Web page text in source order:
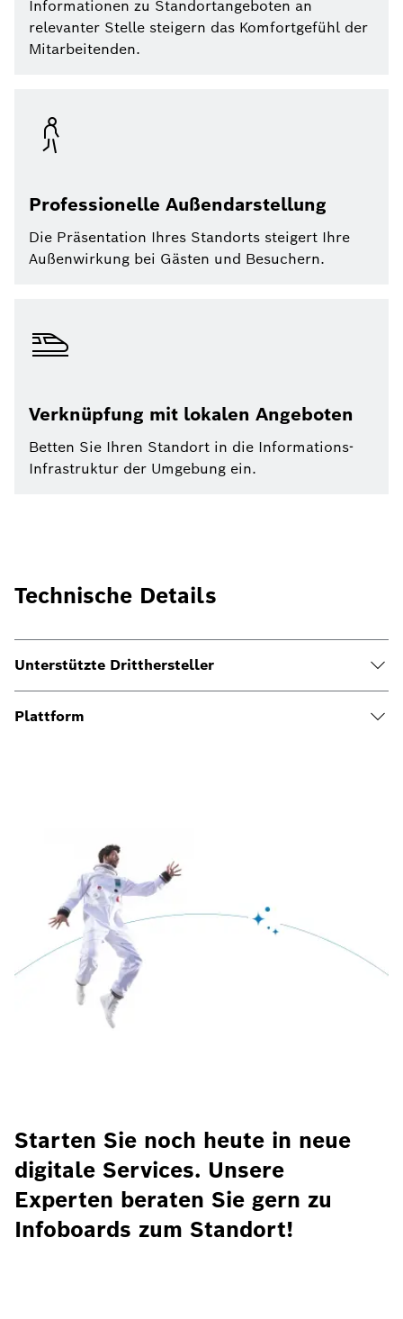
Informationen zu Standortangeboten an
relevanter Stelle steigern das Komfortgefühl der
Mitarbeitenden.
Professionelle Außendarstellung
Die Präsentation Ihres Standorts steigert Ihre
Außenwirkung bei Gästen und Besuchern.
Verknüpfung mit lokalen Angeboten
Betten Sie Ihren Standort in die Informations-
Infrastruktur der Umgebung ein.
Technische Details
Unterstützte Dritthersteller
Plattform
Starten Sie noch heute in neue
digitale Services. Unsere
Experten beraten Sie gern zu
Infoboards zum Standort!